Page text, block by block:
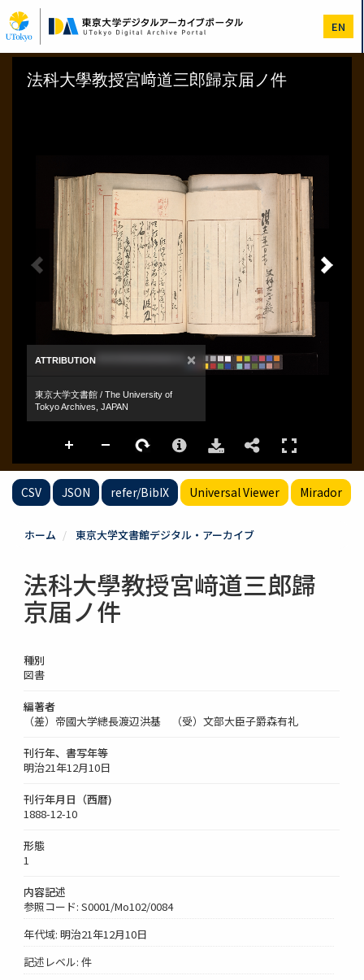
イ
ン
コ
EN
CSV JSON refer/BibIX Universal Viewer Mirador
ホーム 東京大学文書館デジタル・アーカイブ
法科大學教授宮﨑道三郎歸
京届ノ件
種別
図書
編著者
（差）帝國大学總長渡辺洪基 （受）文部大臣子爵森有礼
刊行年、書写年等
明治21年12月10日
刊行年月日（西暦)
1888-12-10
形態
1
内容記述
参照コード: S0001/Mo102/0084
年代域: 明治21年12月10日
記述レベル: 件